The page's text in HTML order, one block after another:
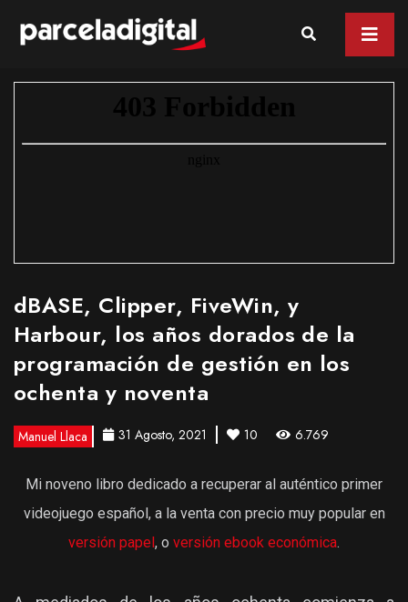
dBASE, Clipper, FiveWin, y
Harbour, los años dorados de la
programación de gestión en los
ochenta y noventa
Manuel Llaca 31 Agosto, 2021 10 6.769
Mi noveno libro dedicado a recuperar al auténtico primer
videojuego español, a la venta con precio muy popular en
versión papel, o versión ebook económica.